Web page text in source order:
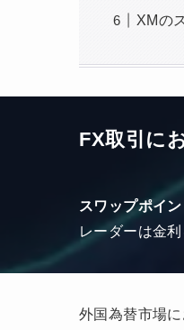
XMの
FX取引に
スワップポイ
レーダーは金
外国為替市場